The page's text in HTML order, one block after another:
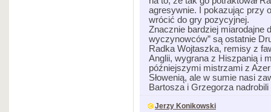
agresywnie. I pokazując przy
wrócić do gry pozycyjnej.
Znacznie bardziej miarodajne
wyczynowców” są ostatnie
Radka Wojtaszka, remisy z
Anglii, wygrana z Hiszpanią i
późniejszymi mistrzami z
Słowenią, ale w sumie nasi
Bartosza i Grzegorza
Jerzy Konikowski